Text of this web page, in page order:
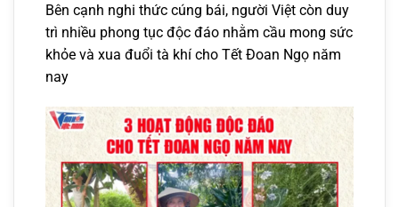
Bên cạnh nghi thức cúng bái, người Việt còn duy
trì nhiều phong tục độc đáo nhằm cầu mong sức
khỏe và xua đuổi tà khí cho Tết Đoan Ngọ năm
nay